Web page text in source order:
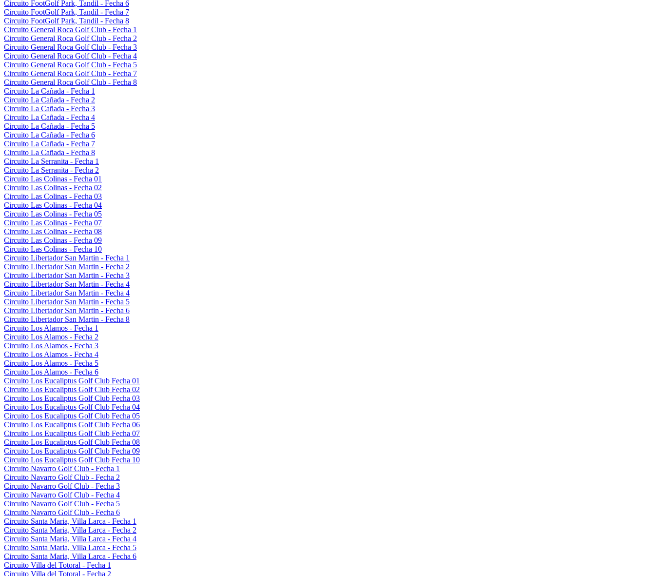
Circuito FootGolf Park, Tandil - Fecha 6
Circuito FootGolf Park, Tandil - Fecha 7
Circuito FootGolf Park, Tandil - Fecha 8
Circuito General Roca Golf Club - Fecha 1
Circuito General Roca Golf Club - Fecha 2
Circuito General Roca Golf Club - Fecha 3
Circuito General Roca Golf Club - Fecha 4
Circuito General Roca Golf Club - Fecha 5
Circuito General Roca Golf Club - Fecha 7
Circuito General Roca Golf Club - Fecha 8
Circuito La Cañada - Fecha 1
Circuito La Cañada - Fecha 2
Circuito La Cañada - Fecha 3
Circuito La Cañada - Fecha 4
Circuito La Cañada - Fecha 5
Circuito La Cañada - Fecha 6
Circuito La Cañada - Fecha 7
Circuito La Cañada - Fecha 8
Circuito La Serranita - Fecha 1
Circuito La Serranita - Fecha 2
Circuito Las Colinas - Fecha 01
Circuito Las Colinas - Fecha 02
Circuito Las Colinas - Fecha 03
Circuito Las Colinas - Fecha 04
Circuito Las Colinas - Fecha 05
Circuito Las Colinas - Fecha 07
Circuito Las Colinas - Fecha 08
Circuito Las Colinas - Fecha 09
Circuito Las Colinas - Fecha 10
Circuito Libertador San Martin - Fecha 1
Circuito Libertador San Martin - Fecha 2
Circuito Libertador San Martin - Fecha 3
Circuito Libertador San Martin - Fecha 4
Circuito Libertador San Martin - Fecha 4
Circuito Libertador San Martin - Fecha 5
Circuito Libertador San Martin - Fecha 6
Circuito Libertador San Martin - Fecha 8
Circuito Los Alamos - Fecha 1
Circuito Los Alamos - Fecha 2
Circuito Los Alamos - Fecha 3
Circuito Los Alamos - Fecha 4
Circuito Los Alamos - Fecha 5
Circuito Los Alamos - Fecha 6
Circuito Los Eucaliptus Golf Club Fecha 01
Circuito Los Eucaliptus Golf Club Fecha 02
Circuito Los Eucaliptus Golf Club Fecha 03
Circuito Los Eucaliptus Golf Club Fecha 04
Circuito Los Eucaliptus Golf Club Fecha 05
Circuito Los Eucaliptus Golf Club Fecha 06
Circuito Los Eucaliptus Golf Club Fecha 07
Circuito Los Eucaliptus Golf Club Fecha 08
Circuito Los Eucaliptus Golf Club Fecha 09
Circuito Los Eucaliptus Golf Club Fecha 10
Circuito Navarro Golf Club - Fecha 1
Circuito Navarro Golf Club - Fecha 2
Circuito Navarro Golf Club - Fecha 3
Circuito Navarro Golf Club - Fecha 4
Circuito Navarro Golf Club - Fecha 5
Circuito Navarro Golf Club - Fecha 6
Circuito Santa Maria, Villa Larca - Fecha 1
Circuito Santa Maria, Villa Larca - Fecha 2
Circuito Santa Maria, Villa Larca - Fecha 4
Circuito Santa Maria, Villa Larca - Fecha 5
Circuito Santa Maria, Villa Larca - Fecha 6
Circuito Villa del Totoral - Fecha 1
Circuito Villa del Totoral - Fecha 2